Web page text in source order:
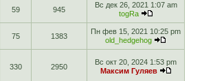
59 945
Вс дек 26, 2021 1:07 am
togRa
75 1383
Пн фев 15, 2021 10:25 pm
old_hedgehog
330 2950
Вс окт 20, 2024 1:53 pm
Максим Гуляев